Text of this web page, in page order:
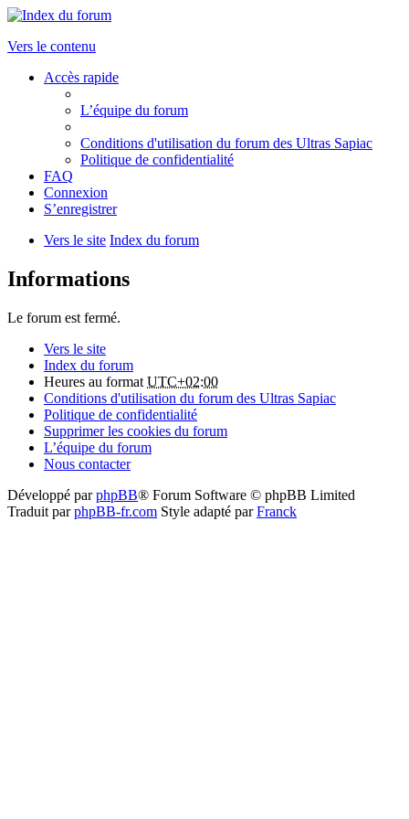
Vers le contenu
Accès rapide
L’équipe du forum
Conditions d'utilisation du forum des Ultras Sapiac
Politique de confidentialité
FAQ
Connexion
S’enregistrer
Vers le site Index du forum
Informations
Le forum est fermé.
Vers le site
Index du forum
Heures au format UTC+02:00
Conditions d'utilisation du forum des Ultras Sapiac
Politique de confidentialité
Supprimer les cookies du forum
L’équipe du forum
Nous contacter
Développé parphpBB® Forum Software © phpBB Limited
Traduit parphpBB-fr.com Style adapté parFranck